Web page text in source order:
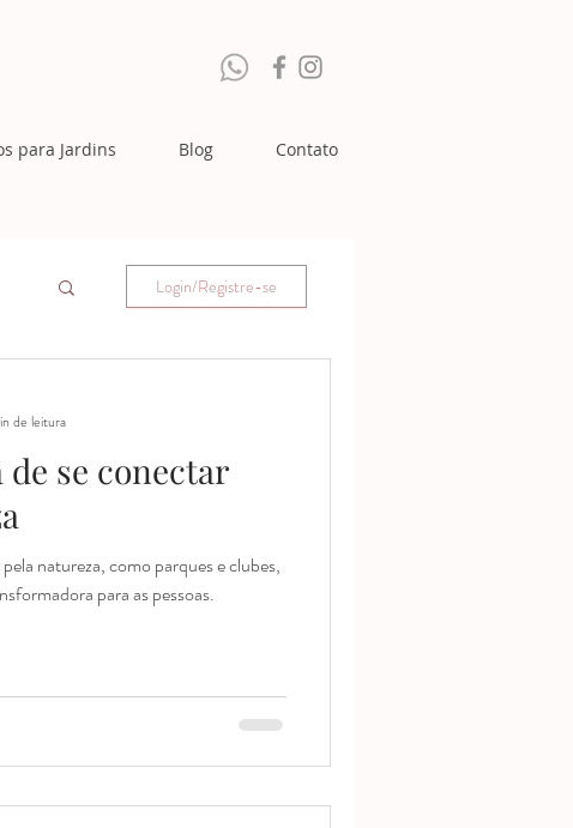
para Jardins Blog Contato
Login/Registre-se
se conectar
natureza, como parques e clubes,
para as pessoas.
de leitura